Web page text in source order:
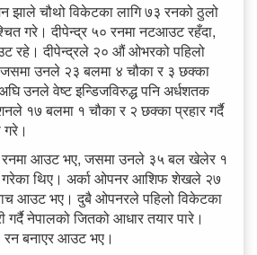
झाले चौथो विकेटका लागि ७३ रनको ठुलो
गरे। दीपेन्द्र ५० रनमा नटआउट रहँदा,
रहे। दीपेन्द्रले २० औं ओभरको पहिलो
उनले २३ बलमा ४ चौका र ३ छक्का
उनले वेष्ट इन्डिजविरुद्ध पनि अर्धशतक
१७ बलमा १ चौका र २ छक्का प्रहार गर्दै
गरे।
आउट भए, जसमा उनले ३५ बल खेलेर १
गरेका थिए। अर्का ओपनर आशिफ शेखले २७
आउट भए। दुबै ओपनरले पहिलो विकेटका
गर्दै नेपालको जितको आधार तयार पारे।
रन बनाएर आउट भए।